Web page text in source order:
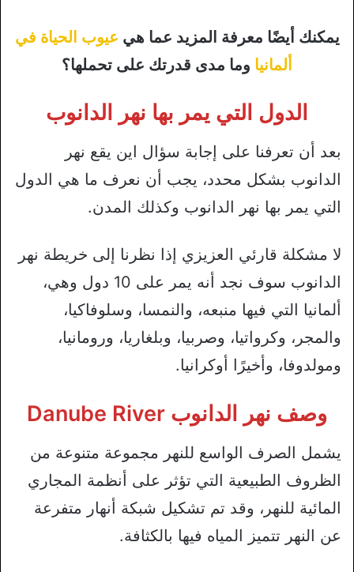
يمكنك أيضًا معرفة المزيد عما هي عيوب الحياة في
ألمانيا وما مدى قدرتك على تحملها؟
الدول التي يمر بها نهر الدانوب
بعد أن تعرفنا على إجابة سؤال اين يقع نهر
الدانوب بشكل محدد، يجب أن نعرف ما هي الدول
التي يمر بها نهر الدانوب وكذلك المدن.
لا مشكلة قارئي العزيزي إذا نظرنا إلى خريطة نهر
الدانوب سوف نجد أنه يمر على 10 دول وهي،
ألمانيا التي فيها منبعه، والنمسا، وسلوفاكيا،
والمجر، وكرواتيا، وصربيا، وبلغاريا، ورومانيا،
ومولدوفا، وأخيرًا أوكرانيا.
وصف نهر الدانوب Danube River
يشمل الصرف الواسع للنهر مجموعة متنوعة من
الظروف الطبيعية التي تؤثر على أنظمة المجاري
المائية للنهر، وقد تم تشكيل شبكة أنهار متفرعة
عن النهر تتميز المياه فيها بالكثافة.